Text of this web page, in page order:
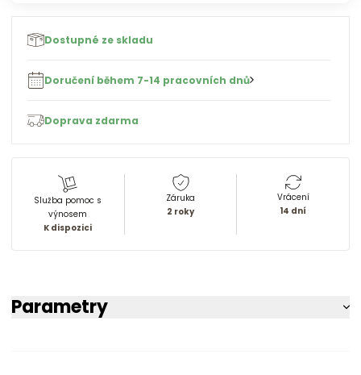
Dostupné ze skladu
Doručení během 7-14 pracovních dnů
Doprava zdarma
Služba pomoc s
výnosem
K dispozici
Záruka
2 roky
Vrácení
14 dní
Parametry